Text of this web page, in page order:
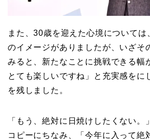
また、30歳を迎えた心境については
のイメージがありましたが、いざそ
みると、新たなことに挑戦できる幅
とても楽しいですね」と充実感をに
を残しました。
「もう、絶対に日焼けしたくない。
コピーにちなみ、「今年に入って絶